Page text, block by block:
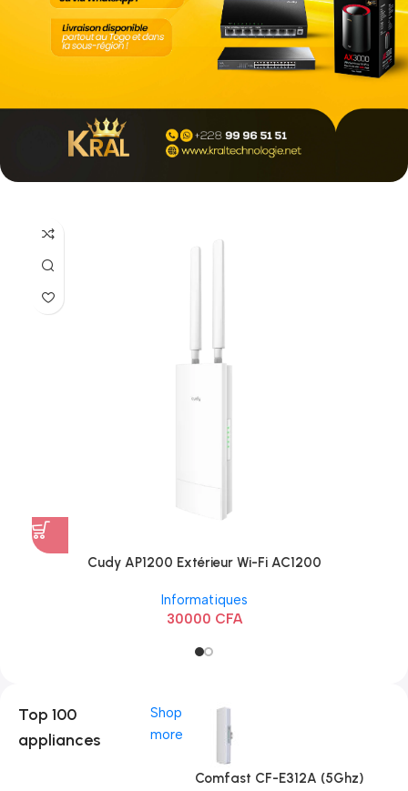
Cudy AP1200 Extérieur Wi-Fi AC1200
Informatiques
30000 CFA
Top 100
appliances
Shop
more
Comfast CF-E312A (5Ghz)